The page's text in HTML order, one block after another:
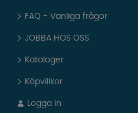
FAQ - Vanliga frågor
JOBBA HOS OSS
Kataloger
Köpvillkor
Logga in